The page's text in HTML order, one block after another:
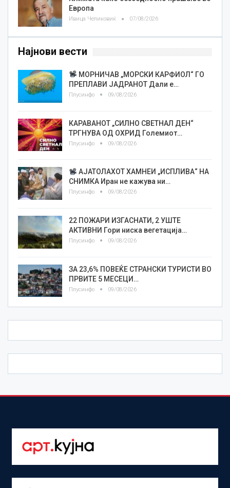
Европа
Ивица Челиковиќ 07/08/2026
Најнови вести
МОРНИЧАВ „МОРСКИ КАРФИОЛ“ ГО
ПРЕПЛАВИ ЈАДРАНОТ Дали е…
Плусинфо 09/08/2026
КАРАВАНОТ „СИЛНО СВЕТНАЛ ДЕН“
ТРГНУВА ОД ОХРИД Големиот…
Плусинфо 09/08/2026
АЈАТОЛАХОТ ХАМНЕИ „ИСПЛИВА“ НА
СНИМКА Иран не кажува ни…
Плусинфо 09/08/2026
22 ПОЖАРИ ИЗГАСНАТИ, 2 УШТЕ
АКТИВНИ Гори ниска вегетација…
Плусинфо 09/08/2026
ЗА 23,6% ПОВЕЌЕ СТРАНСКИ ТУРИСТИ ВО
ПРВИТЕ 5 МЕСЕЦИ…
Плусинфо 09/08/2026